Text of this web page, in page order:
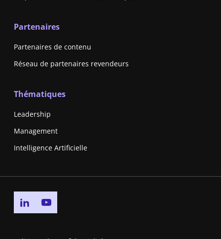
Partenaires
Partenaires de contenu
Réseau de partenaires revendeurs
Thématiques
Leadership
Management
Intelligence Artificielle
Go to linkedin page